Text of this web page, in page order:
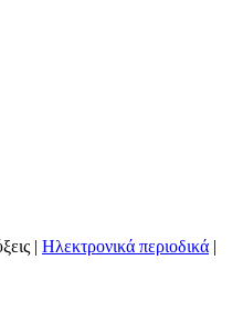
| Ηλεκτρονικά περιοδικά |